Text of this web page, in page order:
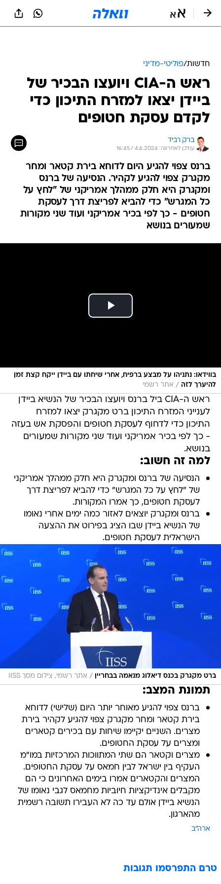
חדשות/פוליטי-מדיני
ראש ה-CIA ויועצו הבכיר של
ביידן יצאו למזרח התיכון כדי
לקדם עסקת חטופים
ברק רביד
עודכן לאחרונה: 4.6.2024 / 16:45
ברנס צפוי להגיע היום לדוחא בירת קטאר ומחר
מקגרק צפוי להגיע לקהיר. הנסיעה של ברנס
ומקגרק היא חלק ממהלך אמריקני של "לחץ על
כל המגרש" כדי להביא לפריצת דרך לעסקת
חטופים - כך לפי בכיר אמריקני ועוד שני מקורות
שמעורים בנושא
בווידאו: נתניהו על מבצע ברפיח, אחרי שיחתו עם ביידן ייקח קצת זמן
להיערך לזה / אתר רשמי
ראש ה-CIA ביל ברנס ויועצו הבכיר של הנשיא ביידן
לענייני המזרח התיכון ברט מקגרק יצאו למזרח
התיכון כדי לדחוף לעסקת חטופים והפסקת אש בעזה
- כך לפי בכיר אמריקני ועוד שני מקורות שמעורים
בנושא.
למה זה חשוב:
הנסיעה של ברנס ומקגרק היא חלק ממהלך אמריקני
של "לחץ על כל המגרש" כדי להביא לפריצת דרך
לעסקת חטופים, כך אמרו המקורות.
ברנס ומקגרק יוצאים לאזור כמה ימים אחרי נאומו
של הנשיא ביידן שבו הציג בפירוט את ההצעה
הישראלית לעסקת חטופים.
ברט מקגרק בכנס דיאלוג מנאמה בבחריין / אתר רשמי, צילום מסך IISS
תמונת המצב:
ברנס צפוי להגיע מאוחר יותר היום (שלישי) לדוחא
בירת קטאר ומחר מקגרק צפוי להגיע לקהיר בירת
מצרים. השניים יקיימו שיחות עם בכירים קטארים
ומצרים על עסקת החטופים.
מצרים וקטאר הם שתי המתווכות המרכזיות במו"מ
העקיף בין ישראל לבין חמאס על עסקת החטופים.
המצרים והקטארים אמרו בימים האחרונים כי הם
מקבלים אינדיקציות חיוביות מחמאס לגבי נאומו של
הנשיא ביידן אולם עד כה לא העבירו תשובה רשמית
מהארגון.
ארה"ב
טרם התפרסמו תגובות